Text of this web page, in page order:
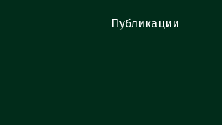
Публикации